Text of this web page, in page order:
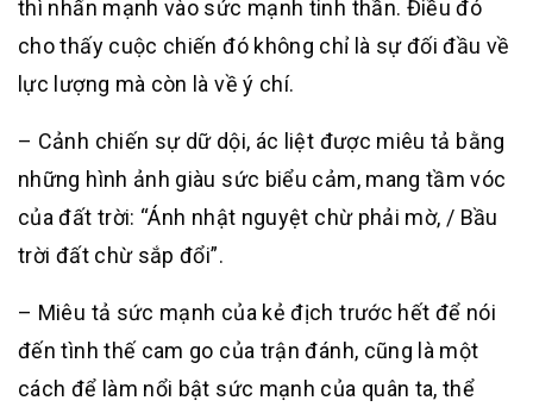
thì nhấn mạnh vào sức mạnh tinh thần. Điều đó
cho thấy cuộc chiến đó không chỉ là sự đối đầu về
lực lượng mà còn là về ý chí.
– Cảnh chiến sự dữ dội, ác liệt được miêu tả bằng
những hình ảnh giàu sức biểu cảm, mang tầm vóc
của đất trời: “Ánh nhật nguyệt chừ phải mờ, / Bầu
trời đất chừ sắp đổi”.
– Miêu tả sức mạnh của kẻ địch trước hết để nói
đến tình thế cam go của trận đánh, cũng là một
cách để làm nổi bật sức mạnh của quân ta, thể